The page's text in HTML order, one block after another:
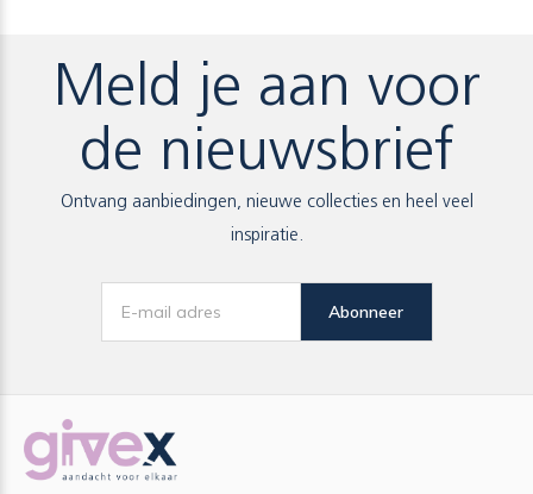
Meld je aan voor
de nieuwsbrief
Ontvang aanbiedingen, nieuwe collecties en heel veel
inspiratie.
Abonneer